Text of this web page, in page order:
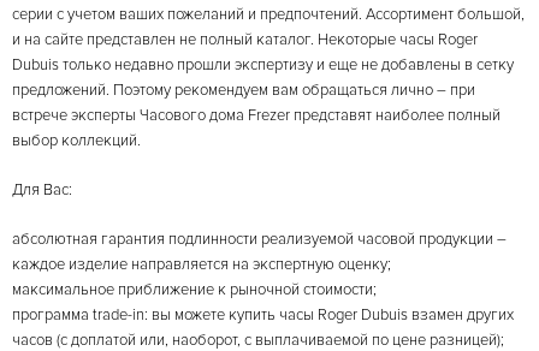
серии с учетом ваших пожеланий и предпочтений. Ассортимент большой,
и на сайте представлен не полный каталог. Некоторые часы Roger
Dubuis только недавно прошли экспертизу и еще не добавлены в сетку
предложений. Поэтому рекомендуем вам обращаться лично – при
встрече эксперты Часового дома Frezer представят наиболее полный
выбор коллекций.
Для Вас:
абсолютная гарантия подлинности реализуемой часовой продукции –
каждое изделие направляется на экспертную оценку;
максимальное приближение к рыночной стоимости;
программа trade-in: вы можете купить часы Roger Dubuis взамен других
часов (с доплатой или, наоборот, с выплачиваемой по цене разницей);